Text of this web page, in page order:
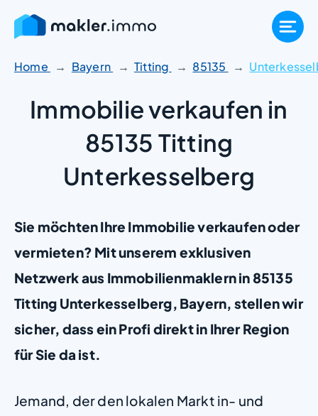
Zum
Inhalt
springen
Home Bayern Titting 85135
Immobilie verkaufen in
85135 Titting
Unterkesselberg
Sie möchten Ihre Immobilie verkaufen oder
vermieten? Mit unserem exklusiven
Netzwerk aus Immobilienmaklern in 85135
Titting Unterkesselberg, Bayern, stellen wir
sicher, dass ein Profi direkt in Ihrer Region
für Sie da ist.
Jemand, der den lokalen Markt in- und